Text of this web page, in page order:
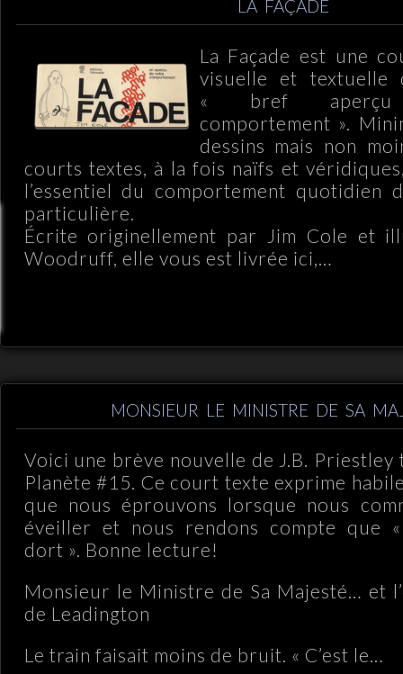
LA FAÇADE
La Façade est une
visuelle et
« bref
comportement ».
dessins mais non
courts textes, à la fois naïfs et
l’essentiel du comportement quotidien
particulière.
Écrite originellement par Jim Cole et
Woodruff, elle vous est livrée ici,…
MONSIEUR LE MINISTRE DE SA
Voici une brève nouvelle de J.B.
Planète #15. Ce court texte exprime
que nous éprouvons lorsque nous
éveiller et nous rendons compte que
dort ». Bonne lecture!
Monsieur le Ministre de Sa Majesté… et
de Leadington
Le train faisait moins de bruit. « C’est le…